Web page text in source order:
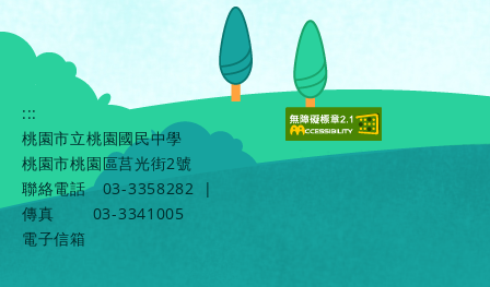
:::
桃園市立桃園國民中學
桃園市桃園區莒光街2號
聯絡電話
03-3358282
|
傳真
03-3341005
電子信箱